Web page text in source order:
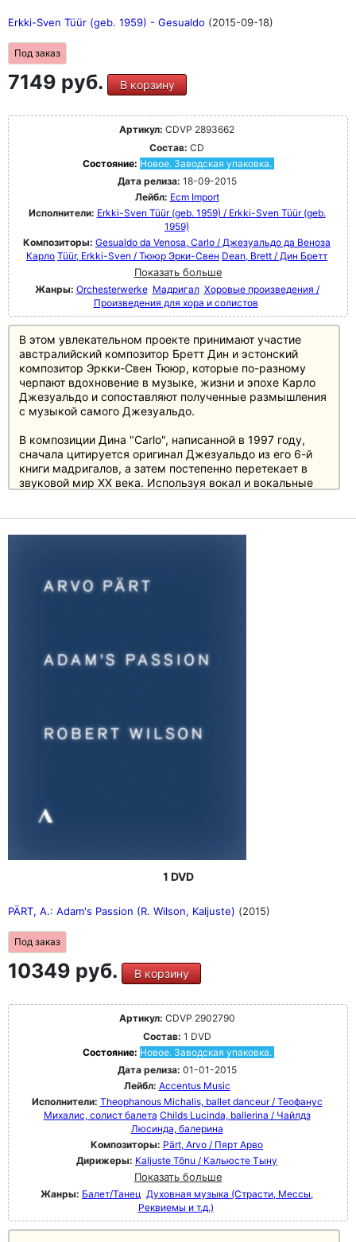
Erkki-Sven Tüür (geb. 1959) - Gesualdo (2015-09-18)
Под заказ
7149 руб. В корзину
Артикул: CDVP 2893662
Состав: CD
Состояние: Новое. Заводская упаковка.
Дата релиза: 18-09-2015
Лейбл: Ecm Import
Исполнители: Erkki-Sven Tüür (geb. 1959) / Erkki-Sven Tüür (geb.
1959)
Композиторы: Gesualdo da Venosa, Carlo / Джезуальдо да Веноза
Карло Tüür, Erkki-Sven / Тююр Эрки-Свен Dean, Brett / Дин Бретт
Показать больше
Жанры: Orchesterwerke Мадригал Хоровые произведения /
Произведения для хора и солистов
В этом увлекательном проекте принимают участие
австралийский композитор Бретт Дин и эстонский
композитор Эркки-Свен Тююр, которые по-разному
черпают вдохновение в музыке, жизни и эпохе Карло
Джезуальдо и сопоставляют полученные размышления
с музыкой самого Джезуальдо.
В композиции Дина "Carlo", написанной в 1997 году,
сначала цитируется оригинал Джезуальдо из его 6-й
книги мадригалов, а затем постепенно перетекает в
звуковой мир XX века. Используя вокал и вокальные
Gesualdo" отсылает к мотету Джезуальдо "O crux
benedicta" из "Cantiones Sacrae", который также звучит
"В результате получился симпатичный "концептуальный
альбом", отдельные компоненты которого тесно
1 DVD
PÄRT, A.: Adam's Passion (R. Wilson, Kaljuste) (2015)
Под заказ
10349 руб. В корзину
Артикул: CDVP 2902790
Состав: 1 DVD
Состояние: Новое. Заводская упаковка.
Дата релиза: 01-01-2015
Лейбл: Accentus Music
Исполнители: Theophanous Michalis, ballet danceur / Теофанус
Михалис, солист балета Childs Lucinda, ballerina / Чайлдз
Люсинда, балерина
Композиторы: Pärt, Arvo / Пярт Арво
Дирижеры: Kaljuste Tõnu / Кальюсте Тыну
Показать больше
Жанры: Балет/Танец Духовная музыка (Страсти, Мессы,
Реквиемы и т.д.)